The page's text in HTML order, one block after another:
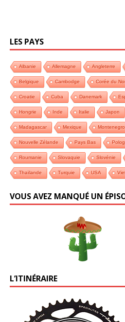
LES PAYS
Albanie Allemagne Angleterre
Belgique Cambodge Corée du
Croatie Cuba Danemark
Hongrie Inde Italie Japon
Madagascar Mexique Montenegro
Nouvelle Zélande Pays Bas
Roumanie Slovaquie Slovénie
Thaïlande Turquie USA
VOUS AVEZ MANQUÉ UN
L’ITINÉRAIRE